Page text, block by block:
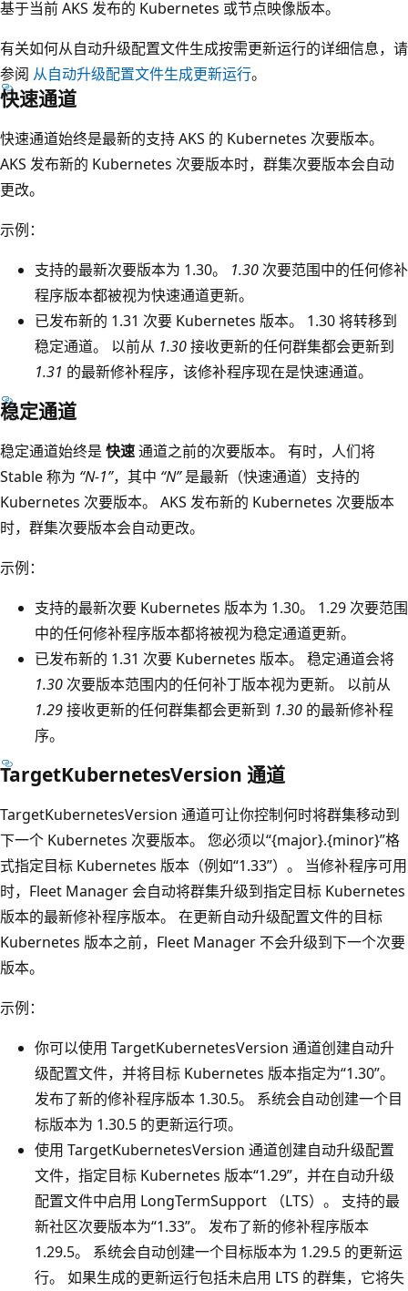
基于当前 AKS 发布的 Kubernetes 或节点映像版本。
有关如何从自动升级配置文件生成按需更新运行的详细信息，请
参阅 从自动升级配置文件生成更新运行。
快速通道
快速通道始终是最新的支持 AKS 的 Kubernetes 次要版本。
AKS 发布新的 Kubernetes 次要版本时，群集次要版本会自动
更改。
示例：
支持的最新次要版本为 1.30。 1.30 次要范围中的任何修补
程序版本都被视为快速通道更新。
已发布新的 1.31 次要 Kubernetes 版本。
1.30 将转移到
稳定通道。 以前从 1.30接收更新的任何群集都会更新到
1.31 的最新修补程序，该修补程序现在是快速通道。
稳定通道
稳定通道始终是 快速通道之前的次要版本。 有时，人们将
Stable 称为 “N-1”，其中 “N”是最新（快速通道）支持的
Kubernetes 次要版本。 AKS 发布新的 Kubernetes 次要版本
时，群集次要版本会自动更改。
示例：
支持的最新次要 Kubernetes 版本为 1.30。
1.29 次要范围
中的任何修补程序版本都将被视为稳定通道更新。
已发布新的 1.31 次要 Kubernetes 版本。
稳定通道会将
1.30 次要版本范围内的任何补丁版本视为更新。 以前从
1.29接收更新的任何群集都会更新到 1.30 的最新修补程
序。
TargetKubernetesVersion 通道
TargetKubernetesVersion 通道可让你控制何时将群集移动到
下一个 Kubernetes 次要版本。 您必须以“{major}.{minor}”格
式指定目标 Kubernetes 版本（例如“1.33”）。 当修补程序可用
时，Fleet Manager 会自动将群集升级到指定目标 Kubernetes
版本的最新修补程序版本。 在更新自动升级配置文件的目标
Kubernetes 版本之前，Fleet Manager 不会升级到下一个次要
版本。
示例：
你可以使用 TargetKubernetesVersion 通道创建自动升
级配置文件，并将目标 Kubernetes 版本指定为“1.30”。
发布了新的修补程序版本 1.30.5。 系统会自动创建一个目
标版本为 1.30.5 的更新运行项。
使用 TargetKubernetesVersion 通道创建自动升级配置
文件，指定目标 Kubernetes 版本“1.29”，并在自动升级
配置文件中启用 LongTermSupport （LTS）。 支持的最
新社区次要版本为“1.33”。 发布了新的修补程序版本
1.29.5。 系统会自动创建一个目标版本为 1.29.5 的更新运
行。 如果生成的更新运行包括未启用 LTS 的群集，它将失